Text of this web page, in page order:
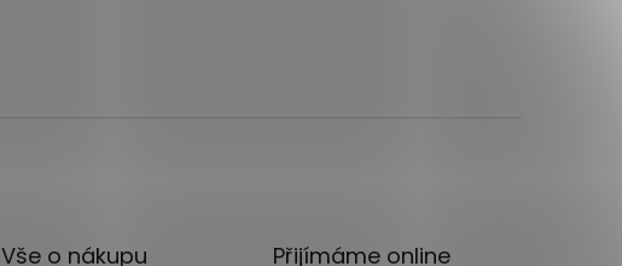
Vše o nákupu Přijímáme online